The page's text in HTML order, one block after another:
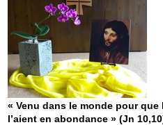
« Venu dans le monde pour que
l’aient en abondance » (Jn